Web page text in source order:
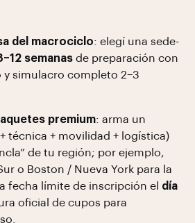
del macrociclo: elegí una sede-
semanas de preparación con
simulacro completo 2–3
premium: arma un
técnica + movilidad + logística)
de tu región; por ejemplo,
o Boston / Nueva York para la
fecha límite de inscripción el día
oficial de cupos para